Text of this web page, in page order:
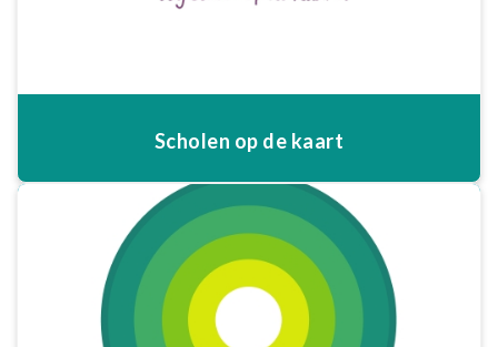
Scholen op de kaart